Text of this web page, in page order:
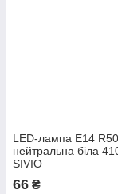
LED-лампа Е14
нейтральна біла
SIVIO
66 ₴